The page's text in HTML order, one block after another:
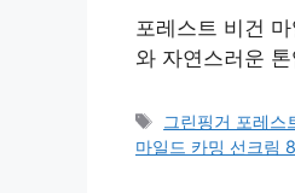
포레스트 비건
와 자연스러운
태
그
그린핑거 포레스
마일드 카밍 선크림